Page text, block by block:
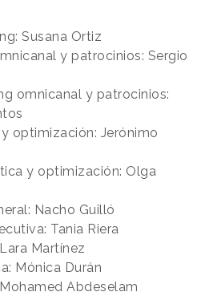
Susana Ortiz
y patrocinios: Sergio
omnicanal y patrocinios:
optimización: Jerónimo
y optimización: Olga
Nacho Guilló
Tania Riera
Martínez
Mónica Durán
Abdeselam